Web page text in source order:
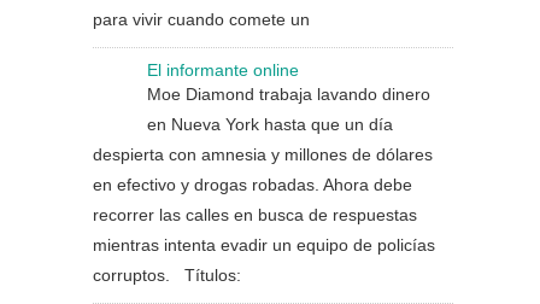
para vivir cuando comete un
El informante online
Moe Diamond trabaja lavando dinero
en Nueva York hasta que un día
despierta con amnesia y millones de dólares
en efectivo y drogas robadas. Ahora debe
recorrer las calles en busca de respuestas
mientras intenta evadir un equipo de policías
corruptos. Títulos: